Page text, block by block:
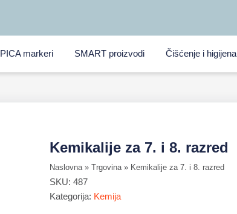
PICA markeri SMART proizvodi Čišćenje i higijena
Kemikalije za 7. i 8. razred
Naslovna » Trgovina » Kemikalije za 7. i 8. razred
SKU: 487
Kategorija: Kemija